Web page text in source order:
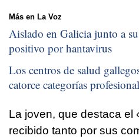
Más en La Voz
Aislado en Galicia junto a
positivo por hantavirus
Los centros de salud
catorce categorías
La joven, que destaca el
recibido tanto por sus